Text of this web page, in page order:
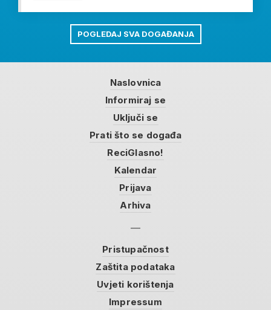
POGLEDAJ SVA DOGAĐANJA
Naslovnica
Informiraj se
Uključi se
Prati što se događa
ReciGlasno!
Kalendar
Prijava
Arhiva
Pristupačnost
Zaštita podataka
Uvjeti korištenja
Impressum